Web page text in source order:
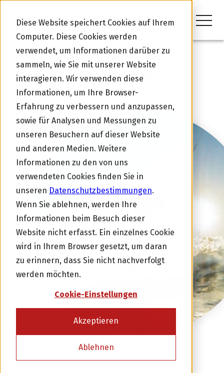
Diese Website speichert Cookies auf Ihrem
Computer. Diese Cookies werden
verwendet, um Informationen darüber zu
sammeln, wie Sie mit unserer Website
interagieren. Wir verwenden diese
Informationen, um Ihre Browser-
Erfahrung zu verbessern und anzupassen,
sowie für Analysen und Messungen zu
unseren Besuchern auf dieser Website
und anderen Medien. Weitere
Informationen zu den von uns
verwendeten Cookies finden Sie in
unseren Datenschutzbestimmungen.
Wenn Sie ablehnen, werden Ihre
Informationen beim Besuch dieser
Website nicht erfasst. Ein einzelnes Cookie
wird in Ihrem Browser gesetzt, um daran
zu erinnern, dass Sie nicht nachverfolgt
werden möchten.
Cookie-Einstellungen
Akzeptieren
Ablehnen
ERFAHRUNGEN MIT SWISSPEERS
Wind & Snow GmbH
Betriebskredit